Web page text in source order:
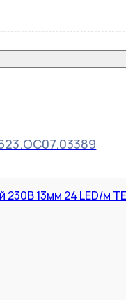
230В 13мм 24 LED/м